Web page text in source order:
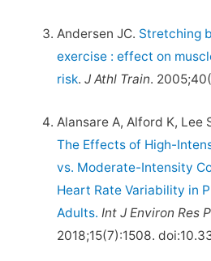
Andersen JC. Stretching
exercise : effect on
risk.J Athl Train.
Alansare A, Alford K, Lee
The Effects of High-
vs. Moderate-Intensity
Heart Rate Variability in
Adults. Int J Environ Res
2018;15(7):1508.